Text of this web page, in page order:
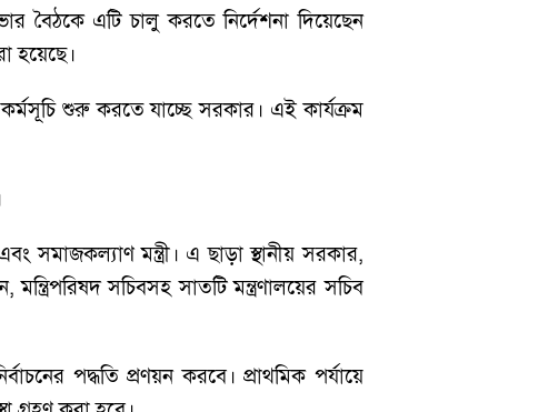
বৈঠকে এটি চালু করতে নির্দেশনা দিয়েছেন
হয়েছে।
শুরু করতে যাচ্ছে সরকার। এই কার্যক্রম
সমাজকল্যাণ মন্ত্রী। এ ছাড়া স্থানীয় সরকার,
সচিবসহ সাতটি মন্ত্রণালয়ের সচিব
পদ্ধতি প্রণয়ন করবে। প্রাথমিক পর্যায়ে